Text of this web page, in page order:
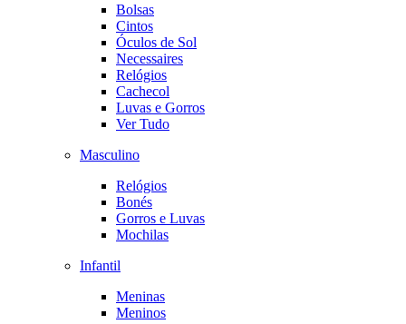
Bolsas
Cintos
Óculos de Sol
Necessaires
Relógios
Cachecol
Luvas e Gorros
Ver Tudo
Masculino
Relógios
Bonés
Gorros e Luvas
Mochilas
Infantil
Meninas
Meninos